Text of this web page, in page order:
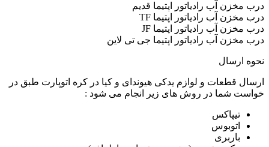
درب مخزن آب رادیاتور اپتیما قدیم
درب مخزن آب رادیاتور اپتیما TF
درب مخزن آب رادیاتور اپتیما JF
درب مخزن آب رادیاتور اپتیما جی تی لاین
نحوه ارسال
ارسال قطعات و لوازم یدکی هیوندای و کیا در کره اتوپارت طبق در
خواست شما در روش های زیر انجام می شود :
تیپاکس
اتوبوس
باربری